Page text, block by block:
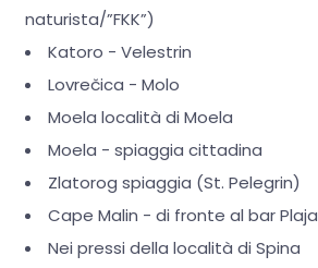
naturista/”FKK”)
Katoro - Velestrin
Lovrečica - Molo
Moela località di Moela
Moela - spiaggia cittadina
Zlatorog spiaggia (St. Pelegrin)
Cape Malin - di fronte al bar Plaja
Nei pressi della località di Spina